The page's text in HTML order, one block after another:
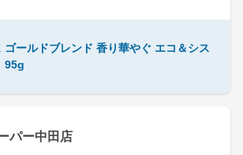
ゴールドブレンド 香り華やぐ エコ＆シス
95g
パー中田店